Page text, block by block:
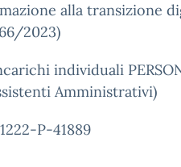
alla transizione
2023)
individuali
Amministrativi)
P-41889